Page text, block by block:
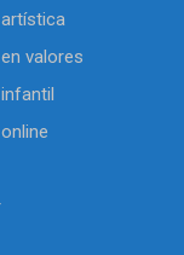
valores